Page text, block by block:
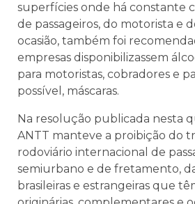
superfícies onde há constante
de passageiros, do motorista e
ocasião, também foi
empresas disponibilizassem
para motoristas, cobradores e
possível, máscaras.
Na resolução publicada nesta
ANTT manteve a proibição do
rodoviário internacional de
semiurbano e de fretamento,
brasileiras e estrangeiras que